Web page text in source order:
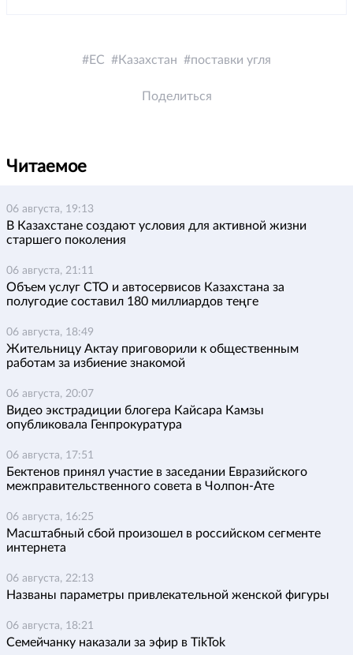
ЕС Казахстан поставки угля
Поделиться
Читаемое
06 августа, 19:13
В Казахстане создают условия для активной жизни
старшего поколения
06 августа, 21:11
Объем услуг СТО и автосервисов Казахстана за
полугодие составил 180 миллиардов теңге
06 августа, 18:49
Жительницу Актау приговорили к общественным
работам за избиение знакомой
06 августа, 20:07
Видео экстрадиции блогера Кайсара Камзы
опубликовала Генпрокуратура
06 августа, 17:51
Бектенов принял участие в заседании Евразийского
межправительственного совета в Чолпон-Ате
06 августа, 16:25
Масштабный сбой произошел в российском сегменте
интернета
06 августа, 22:13
Названы параметры привлекательной женской фигуры
06 августа, 18:21
Семейчанку наказали за эфир в TikTok